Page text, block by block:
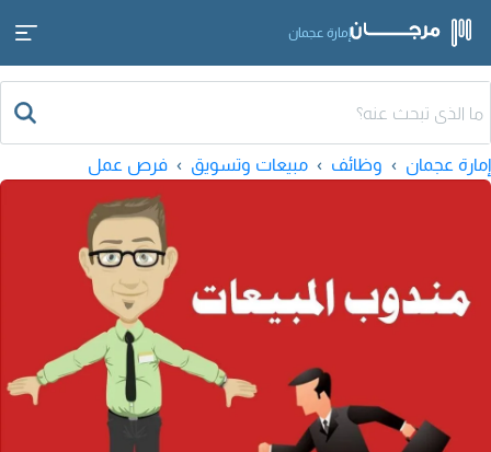
إمارة عجمان
إمارة عجمان وظائف مبيعات وتسويق فرص عمل